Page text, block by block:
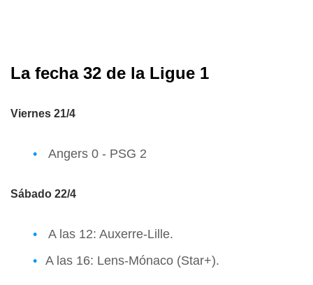
La fecha 32 de la Ligue 1
Viernes 21/4
Angers 0 - PSG 2
Sábado 22/4
A las 12: Auxerre-Lille.
A las 16: Lens-Mónaco (Star+).